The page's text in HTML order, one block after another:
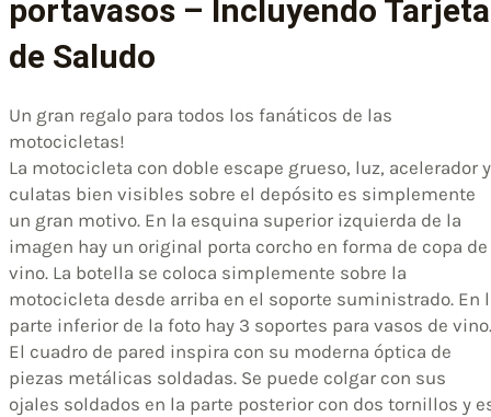
portavasos – Incluyendo Tarjeta
de Saludo
Un gran regalo para todos los fanáticos de las
motocicletas!
La motocicleta con doble escape grueso, luz, acelerador y
culatas bien visibles sobre el depósito es simplemente
un gran motivo. En la esquina superior izquierda de la
imagen hay un original porta corcho en forma de copa de
vino. La botella se coloca simplemente sobre la
motocicleta desde arriba en el soporte suministrado. En
parte inferior de la foto hay 3 soportes para vasos de vino.
El cuadro de pared inspira con su moderna óptica de
piezas metálicas soldadas. Se puede colgar con sus
ojales soldados en la parte posterior con dos tornillos y